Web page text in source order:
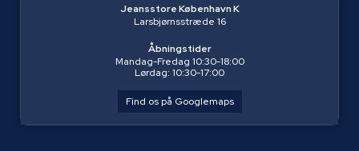
Jeansstore København K
Larsbjørnsstræde 16
Åbningstider
Mandag-Fredag 10:30-18:00
Lørdag: 10:30-17:00
Find os på Googlemaps